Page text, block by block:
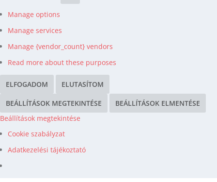
Manage options
Manage services
Manage {vendor_count} vendors
Read more about these purposes
ELFOGADOM ELUTASÍTOM
BEÁLLÍTÁSOK MEGTEKINTÉSE
BEÁLLÍTÁSOK ELMENTÉSE
Beállítások megtekintése
Cookie szabályzat
Adatkezelési tájékoztató